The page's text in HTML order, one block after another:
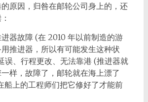
原因，归咎在邮轮公司身上的，还
器故障 (在 2010 年以前制造的游
推进器，所以有可能发生这种状
误、行程更改、无法靠港 (推进器就
样，故障了，邮轮就在海上漂了
船上的工程师们把它修好了才能前